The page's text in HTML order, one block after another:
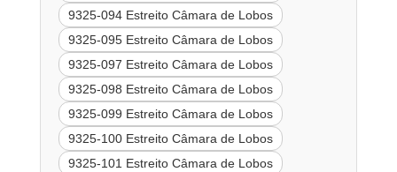
9325-094 Estreito Câmara de Lobos
9325-095 Estreito Câmara de Lobos
9325-097 Estreito Câmara de Lobos
9325-098 Estreito Câmara de Lobos
9325-099 Estreito Câmara de Lobos
9325-100 Estreito Câmara de Lobos
9325-101 Estreito Câmara de Lobos